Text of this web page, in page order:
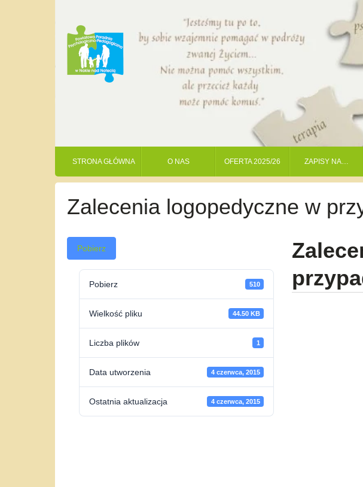
STRONA GŁÓWNA O NAS OFERTA 2025/26 ZAPISY NA…
Zalecenia logopedyczne w
Pobierz
Pobierz 510
Wielkość pliku 44.50 KB
Liczba plików 1
Data utworzenia 4 czerwca, 2015
Ostatnia aktualizacja 4 czerwca, 2015